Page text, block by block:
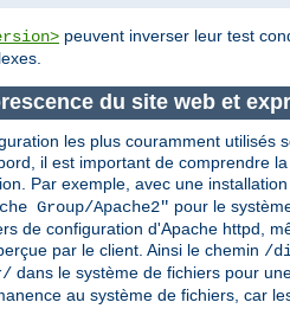
peuvent inverser leur test
du site web et
les plus couramment
il est important de comprendre
Par exemple, avec une
Group/Apache2" pour le
de configuration d'Apache httpd,
par le client. Ainsi le chemin /
dans le système de fichiers pour
au système de fichiers, car